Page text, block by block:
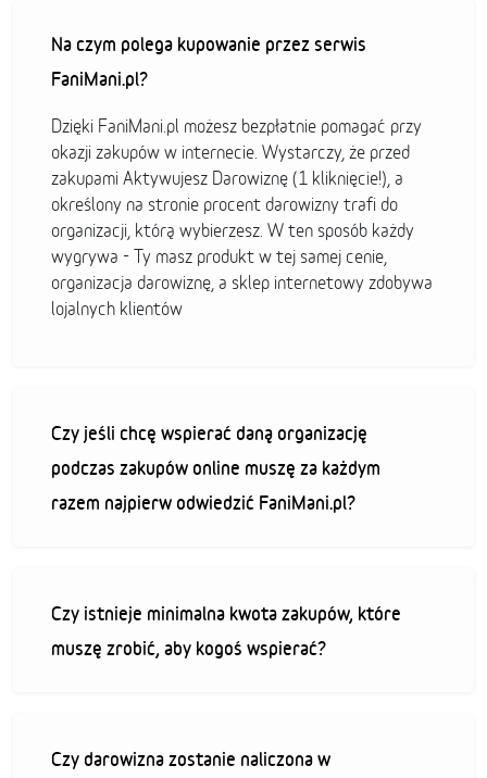
Na czym polega kupowanie przez serwis
FaniMani.pl?
Dzięki FaniMani.pl możesz bezpłatnie pomagać przy
okazji zakupów w internecie. Wystarczy, że przed
zakupami Aktywujesz Darowiznę (1 kliknięcie!), a
określony na stronie procent darowizny trafi do
organizacji, którą wybierzesz. W ten sposób każdy
wygrywa - Ty masz produkt w tej samej cenie,
organizacja darowiznę, a sklep internetowy zdobywa
lojalnych klientów
Czy jeśli chcę wspierać daną organizację
podczas zakupów online muszę za każdym
razem najpierw odwiedzić FaniMani.pl?
Czy istnieje minimalna kwota zakupów, które
muszę zrobić, aby kogoś wspierać?
Czy darowizna zostanie naliczona w